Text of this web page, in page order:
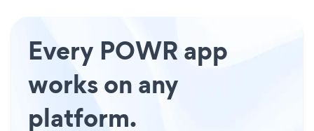
Every POWR app
works on any
platform.